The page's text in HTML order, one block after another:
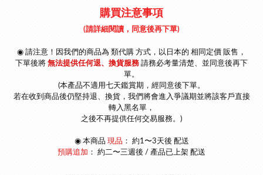
購買注意事項
(請詳細閱讀，同意後再下單)
◉ 請注意！因我們的商品為 類代購 方式，以 日本的 相同定價 販售，
下單後將 無法提供任何退、換貨服務 請務必考量清楚、並同意後再下
單。
(本產品不適用七天鑑賞期，經同意後下單。
若在收到商品後仍堅持退、換貨，我們將會進入爭議期並將該客戶直接
轉入黑名單，
之後不再提供任何交易服務。)
◉ 本商品 現品 ： 約1〜3天後 配送
預購追加 ： 約二〜三週後 / 產品已上架 配送